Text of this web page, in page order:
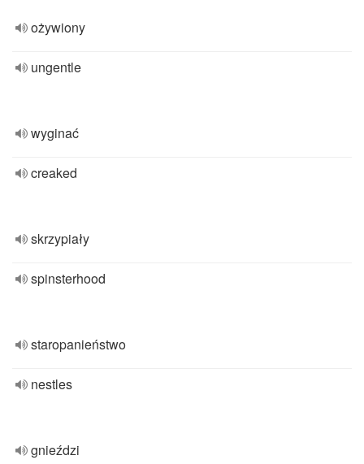
ożywiony
ungentle
wyginać
creaked
skrzypiały
spinsterhood
staropanieństwo
nestles
gnieździ